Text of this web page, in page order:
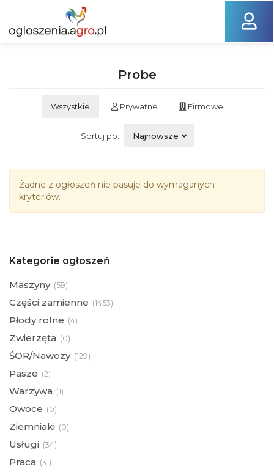
Probe
Wszystkie Prywatne Firmowe
Sortuj po: Najnowsze
Żadne z ogłoszeń nie pasuje do wymaganych
kryteriów.
Kategorie ogłoszeń
Maszyny (59)
Części zamienne (1453)
Płody rolne (4)
Zwierzęta (0)
ŚOR/Nawozy (129)
Pasze (2)
Warzywa (1)
Owoce (0)
Ziemniaki (0)
Usługi (34)
Praca (31)